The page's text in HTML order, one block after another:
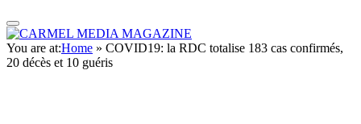
You are at:Home » COVID19: la RDC totalise 183 cas confirmés,
20 décès et 10 guéris